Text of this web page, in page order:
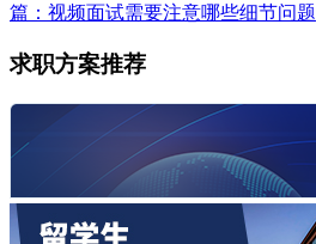
篇：视频面试需要注意哪些细节问题
求职方案推荐